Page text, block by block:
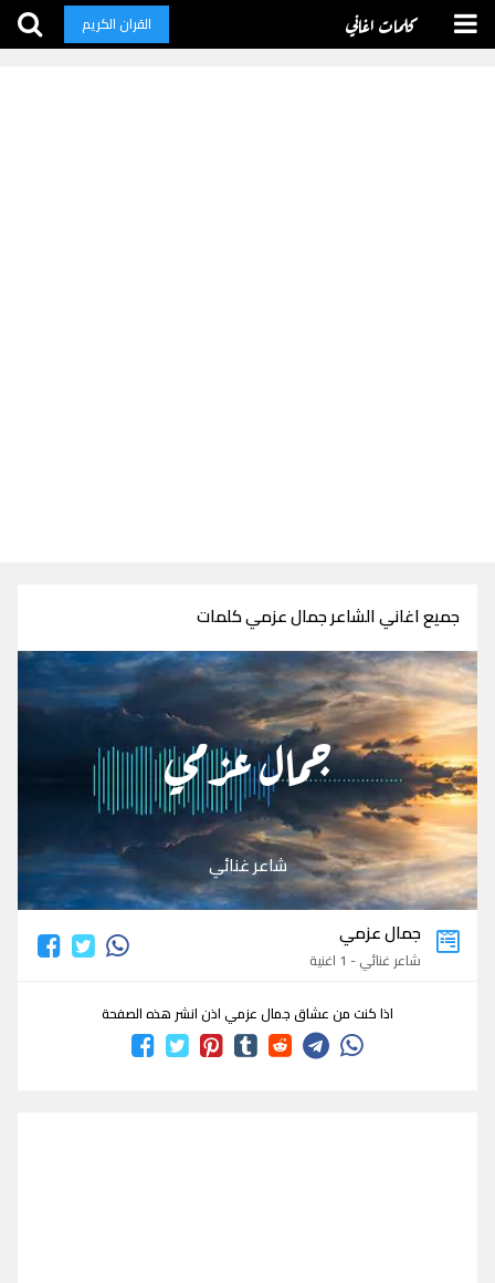
كلمات اغاني القران الكريم
جميع اغاني الشاعر جمال عزمي كلمات
جمال عزمي
شاعر غنائي
جمال عزمي
شاعر غنائي - 1 اغنية
اذا كنت من عشاق جمال عزمي اذن انشر هذه الصفحة